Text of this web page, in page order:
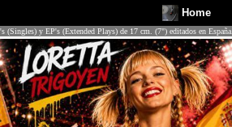
Home
(Singles) y EP's (Extended Plays) de 17 cm. (7") editados en España.